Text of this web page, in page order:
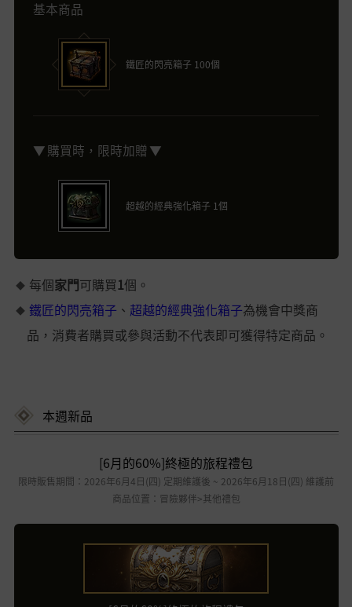
基本商品
鐵匠的閃亮箱子 100個
▼ 購買時，限時加贈 ▼
超越的經典強化箱子 1個
每個家門可購買1個。
鐵匠的閃亮箱子 、 超越的經典強化箱子為機會中獎商
品，消費者購買或參與活動不代表即可獲得特定商品。
本週新品
[6月的60%]終極的旅程禮包
限時販售期間：2026年6月4日(四) 定期維護後 ~ 2026年6月18日(四) 維護前
商品位置：冒險夥伴>其他禮包